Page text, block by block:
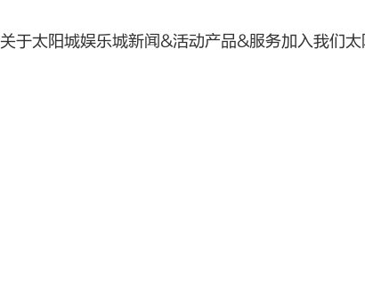
关于太阳城娱乐城新闻&活动产品&服务加入我们太